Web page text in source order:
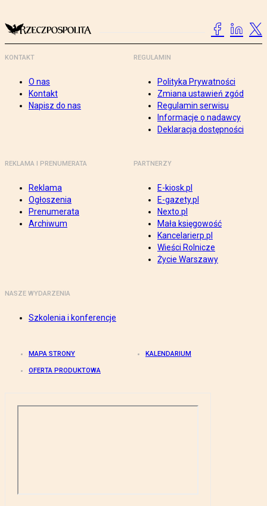
KONTAKT
O nas
Kontakt
Napisz do nas
REGULAMIN
Polityka Prywatności
Zmiana ustawień zgód
Regulamin serwisu
Informacje o nadawcy
Deklaracja dostępności
REKLAMA I PRENUMERATA
Reklama
Ogłoszenia
Prenumerata
Archiwum
PARTNERZY
E-kiosk.pl
E-gazety.pl
Nexto.pl
Mała księgowość
Kancelarierp.pl
Wieści Rolnicze
Życie Warszawy
NASZE WYDARZENIA
Szkolenia i konferencje
MAPA STRONY KALENDARIUM
OFERTA PRODUKTOWA